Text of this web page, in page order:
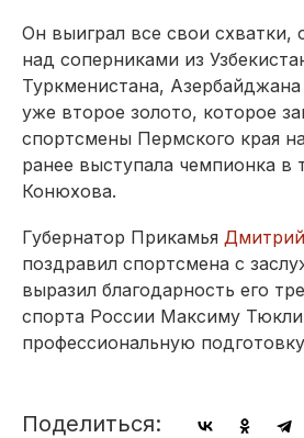
Он выиграл все свои схватки,
над соперниками из
Туркменистана,
уже второе золото, которое
спортсмены Пермского края
ранее выступала чемпионка в
Конюхова.
Губернатор Прикамья
поздравил спортсмена с
выразил благодарность его
спорта России Максиму
профессиональную
Поделиться: